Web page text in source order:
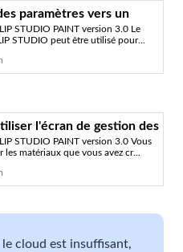
paramètres vers un
« Comment utiliser le
#3 » par ClipStudioOfficial
| CLIP STUDIO
STUDIO PAINT version 3.0 Le
STUDIO peut être utilisé pour...
l'écran de gestion des
utiliser le service
ClipStudioOfficial -
| CLIP STUDIO
STUDIO PAINT version 3.0 Vous
les matériaux que vous avez cr...
le cloud est insuffisant,